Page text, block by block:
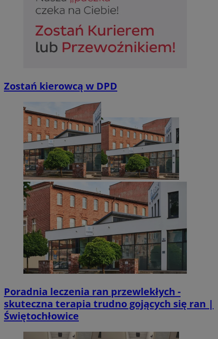
Zostań kierowcą w DPD
Poradnia leczenia ran przewlekłych -
skuteczna terapia trudno gojących się ran |
Świętochłowice